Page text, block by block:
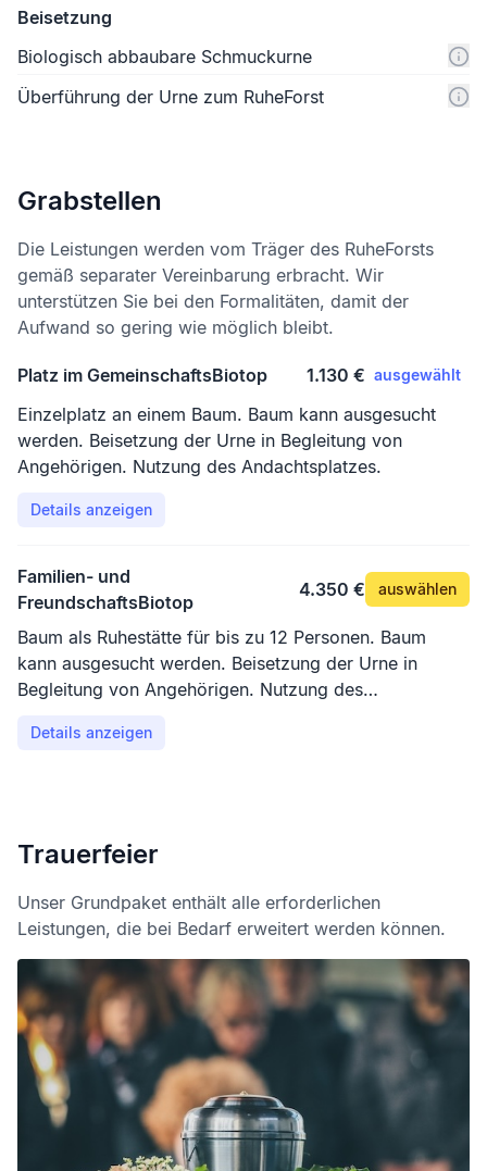
Beisetzung
Biologisch abbaubare Schmuckurne
Überführung der Urne zum RuheForst
Grabstellen
Die Leistungen werden vom Träger des RuheForsts
gemäß separater Vereinbarung erbracht. Wir
unterstützen Sie bei den Formalitäten, damit der
Aufwand so gering wie möglich bleibt.
Platz im GemeinschaftsBiotop 1.130 € ausgewählt
Einzelplatz an einem Baum. Baum kann ausgesucht
werden. Beisetzung der Urne in Begleitung von
Angehörigen. Nutzung des Andachtsplatzes.
Details anzeigen
Familien- und
FreundschaftsBiotop
4.350 € auswählen
Baum als Ruhestätte für bis zu 12 Personen. Baum
kann ausgesucht werden. Beisetzung der Urne in
Begleitung von Angehörigen. Nutzung des
Details anzeigen
Trauerfeier
Unser Grundpaket enthält alle erforderlichen
Leistungen, die bei Bedarf erweitert werden können.